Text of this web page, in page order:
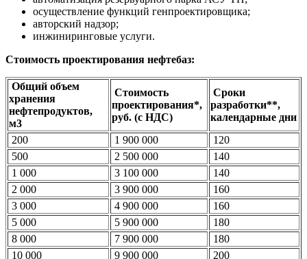
осуществление функций генпроектировщика;
авторский надзор;
инжиниринговые услуги.
Стоимость проектирования нефтебаз:
Общий объем
хранения
нефтепродуктов,
м3
Стоимость
проектирования*,
руб. (с НДС)
Сроки
разработки**,
календарные дни
200
1 900 000
120
500
2 500 000
140
1 000
3 100 000
140
2 000
3 900 000
160
3 000
4 900 000
160
5 000
5 900 000
180
8 000
7 900 000
180
10 000
9 900 000 200